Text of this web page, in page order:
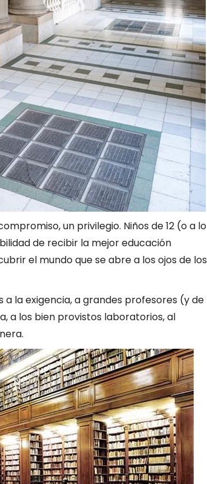
un privilegio. Niños de 12 (o a lo
de recibir la mejor educación
el mundo que se abre a los ojos de los
la exigencia, a grandes profesores (y de
a los bien provistos laboratorios, al